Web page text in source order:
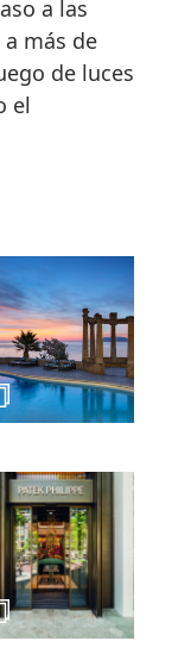
a las
más de
de luces
el